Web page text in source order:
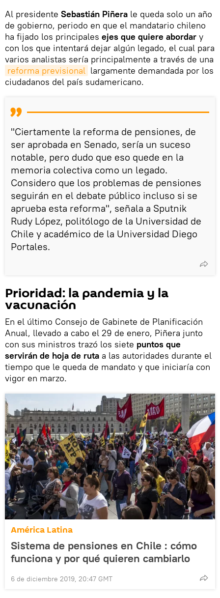
Al presidente Sebastián Piñera le queda solo un año
de gobierno, periodo en que el mandatario chileno
ha fijado los principales ejes que quiere abordar y
con los que intentará dejar algún legado, el cual para
varios analistas sería principalmente a través de una
reforma previsional largamente demandada por los
ciudadanos del país sudamericano.
"Ciertamente la reforma de pensiones, de
ser aprobada en Senado, sería un suceso
notable, pero dudo que eso quede en la
memoria colectiva como un legado.
Considero que los problemas de pensiones
seguirán en el debate público incluso si se
aprueba esta reforma", señala a Sputnik
Rudy López, politólogo de la Universidad de
Chile y académico de la Universidad Diego
Portales.
Prioridad: la pandemia y la
vacunación
En el último Consejo de Gabinete de Planificación
Anual, llevado a cabo el 29 de enero, Piñera junto
con sus ministros trazó los siete puntos que
servirán de hoja de ruta a las autoridades durante el
tiempo que le queda de mandato y que iniciaría con
vigor en marzo.
América Latina
Sistema de pensiones en Chile : cómo
funciona y por qué quieren cambiarlo
6 de diciembre 2019, 20:47 GMT